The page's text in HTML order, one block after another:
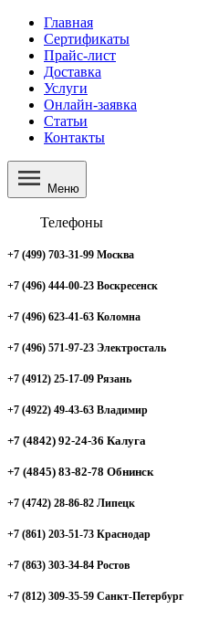
Главная
Сертификаты
Прайс-лист
Доставка
Услуги
Онлайн-заявка
Статьи
Контакты
Меню
Телефоны
+7 (499) 703-31-99 Москва
+7 (496) 444-00-23 Воскресенск
+7 (496) 623-41-63 Коломна
+7 (496) 571-97-23 Электросталь
+7 (4912) 25-17-09 Рязань
+7 (4922) 49-43-63 Владимир
+7 (4842) 92-24-36 Калуга
+7 (4845) 83-82-78 Обнинск
+7 (4742) 28-86-82 Липецк
+7 (861) 203-51-73 Краснодар
+7 (863) 303-34-84 Ростов
+7 (812) 309-35-59 Санкт-Петербург